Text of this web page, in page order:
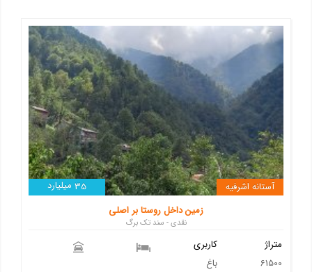
35 میلیارد
آستانه اشرفیه
زمین داخل روستا بر اصلی
نقدی - سند تک برگ
کاربری
باغ
متراژ
61500